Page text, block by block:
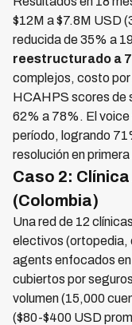
$12M a $7.8M USD
reducida de 35% a
reestructurado a
complejos, costo por
HCAHPS scores de
62% a 78%. El voice
período, logrando
resolución en
Caso 2:
(Colombia)
Una red de 12
electivos (ortopedia,
agents enfocados
cubiertos por
volumen (15,000
($80-$400 USD